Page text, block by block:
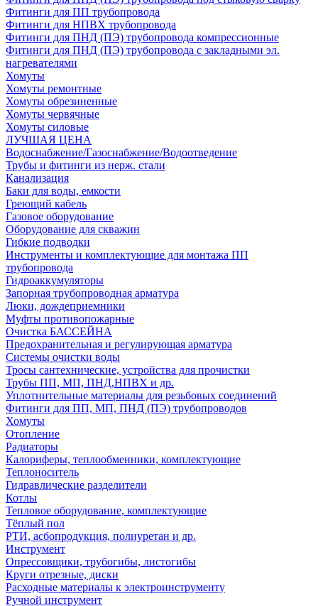
Фитинги для ПП трубопровода
Фитинги для НПВХ трубопровода
Фитинги для ПНД (ПЭ) трубопровода компрессионные
Фитинги для ПНД (ПЭ) трубопровода с закладными эл.
нагревателями
Хомуты
Хомуты ремонтные
Хомуты обрезиненные
Хомуты червячные
Хомуты силовые
ЛУЧШАЯ ЦЕНА
Водоснабжение/Газоснабжение/Водоотведение
Трубы и фитинги из нерж. стали
Канализация
Баки для воды, емкости
Греющий кабель
Газовое оборудование
Оборудование для скважин
Гибкие подводки
Инструменты и комплектующие для монтажа ПП
трубопровода
Гидроаккумуляторы
Запорная трубопроводная арматура
Люки, дождеприемники
Муфты противопожарные
Очистка БАССЕЙНА
Предохранительная и регулирующая арматура
Системы очистки воды
Тросы сантехнические, устройства для прочистки
Трубы ПП, МП, ПНД,НПВХ и др.
Уплотнительные материалы для резьбовых соединений
Фитинги для ПП, МП, ПНД (ПЭ) трубопроводов
Хомуты
Отопление
Радиаторы
Калориферы, теплообменники, комплектующие
Теплоноситель
Гидравлические разделители
Котлы
Тепловое оборудование, комплектующие
Тёплый пол
РТИ, асбопродукция, полиуретан и др.
Инструмент
Опрессовщики, трубогибы, листогибы
Круги отрезные, диски
Расходные материалы к электроинструменту
Ручной инструмент